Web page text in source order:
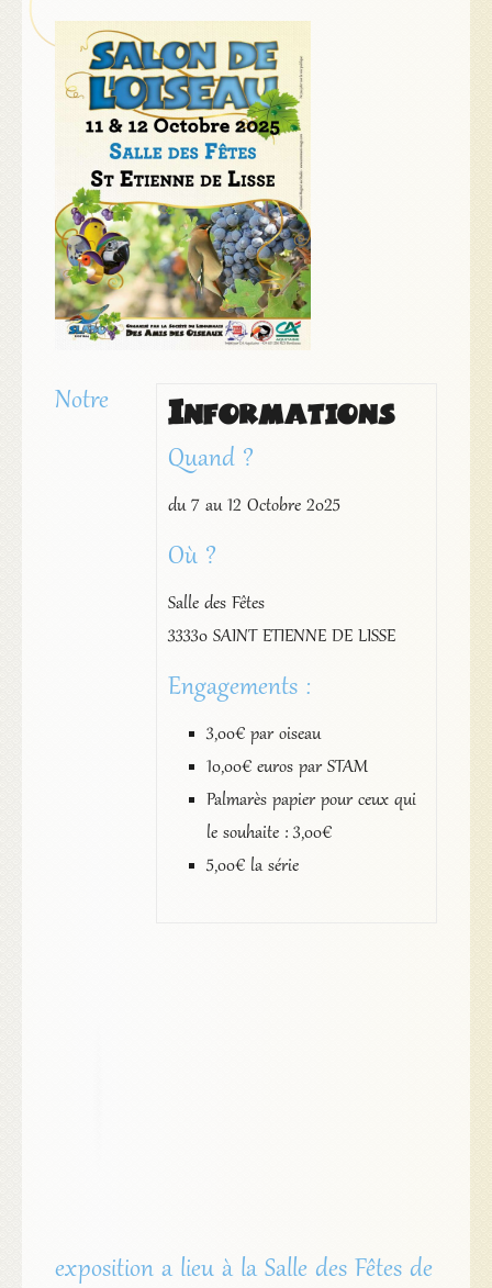
Informations
Quand ?
du 7 au 12 Octobre 2025
Où ?
Salle des Fêtes
33330 SAINT ETIENNE DE LISSE
Engagements :
3,00€ par oiseau
10,00€ euros par STAM
Palmarès papier pour ceux qui
le souhaite : 3,00€
5,00€ la série
Notre
exposition a lieu à la Salle des Fêtes de